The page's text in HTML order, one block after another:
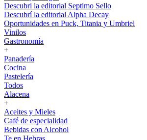
Descubri la editorial Septimo Sello
Descubrí la editorial Alpha Decay
Oportunidades en Puck, Titania y Umbriel
Vinilos
Gastronomía
+
Panadería
Cocina
Pastelería
Todos
Alacena
+
Aceites y Mieles
Café de especialidad
Bebidas con Alcohol
Te en Hebras